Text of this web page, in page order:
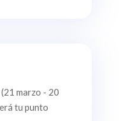
marzo - 20
tu punto